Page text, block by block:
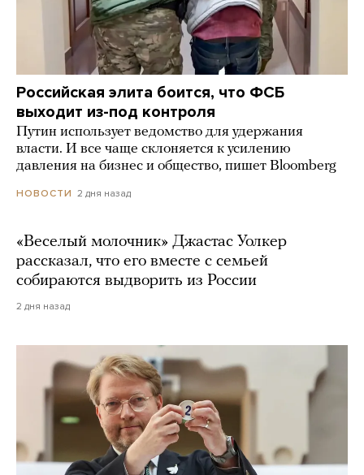
Российская элита боится, что ФСБ
выходит из-под контроля
Путин использует ведомство для удержания
власти. И все чаще склоняется к усилению
давления на бизнес и общество, пишет Bloomberg
НОВОСТИ 2 дня назад
«Веселый молочник» Джастас Уолкер
рассказал, что его вместе с семьей
собираются выдворить из России
2 дня назад